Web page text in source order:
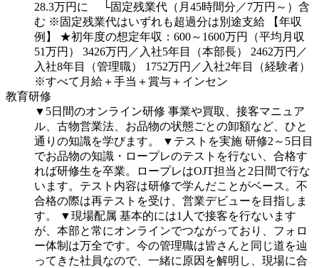
28.3万円に
└固定残業代（月45時間分／7万円～）含
む ※固定残業代はいずれも超過分は別途支給
【年収
例】
★初年度の想定年収：600～1600万円（平均月収
51万円）
3426万円／入社5年目（本部長）
2462万円／
入社8年目（管理職）
1752万円／入社2年目（経験者）
※すべて月給＋手当＋賞与＋インセン
教育研修
▼5日間のオンライン研修 事業や買取、接客マニュア
ル、古物営業法、お品物の状態ごとの卸額など、ひと
通りの知識を学びます。
▼テストを実施 研修2～5日目
でお品物の知識・ロープレのテストを行ない、合格す
れば研修生を卒業。ロープレはOJT担当と2日間で行な
います。テスト内容は研修で学んだことがベース。不
合格の際は再テストを受け、営業デビューを目指しま
す。
▼現場配属 基本的には1人で接客を行ないます
が、本部と常にオンラインでつながっており、フォロ
ー体制は万全です。今の管理職は皆さんと同じ道を辿
ってきた社員なので、一緒に原因を解明し、現場に合